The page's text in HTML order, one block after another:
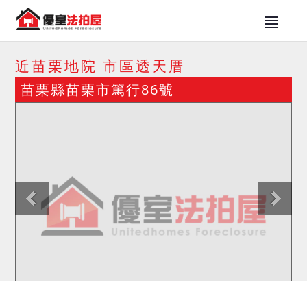
近苗栗地院 市區透天厝
苗栗縣苗栗市篤行86號